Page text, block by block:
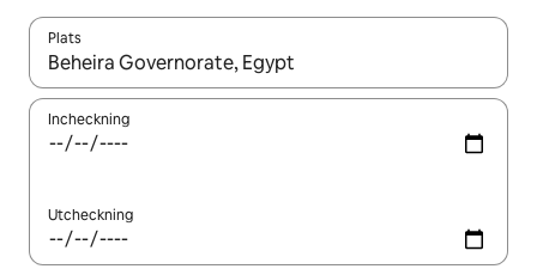
Plats
När resultaten är tillgängliga kan du navigera med upp- och
Incheckning
Utcheckning